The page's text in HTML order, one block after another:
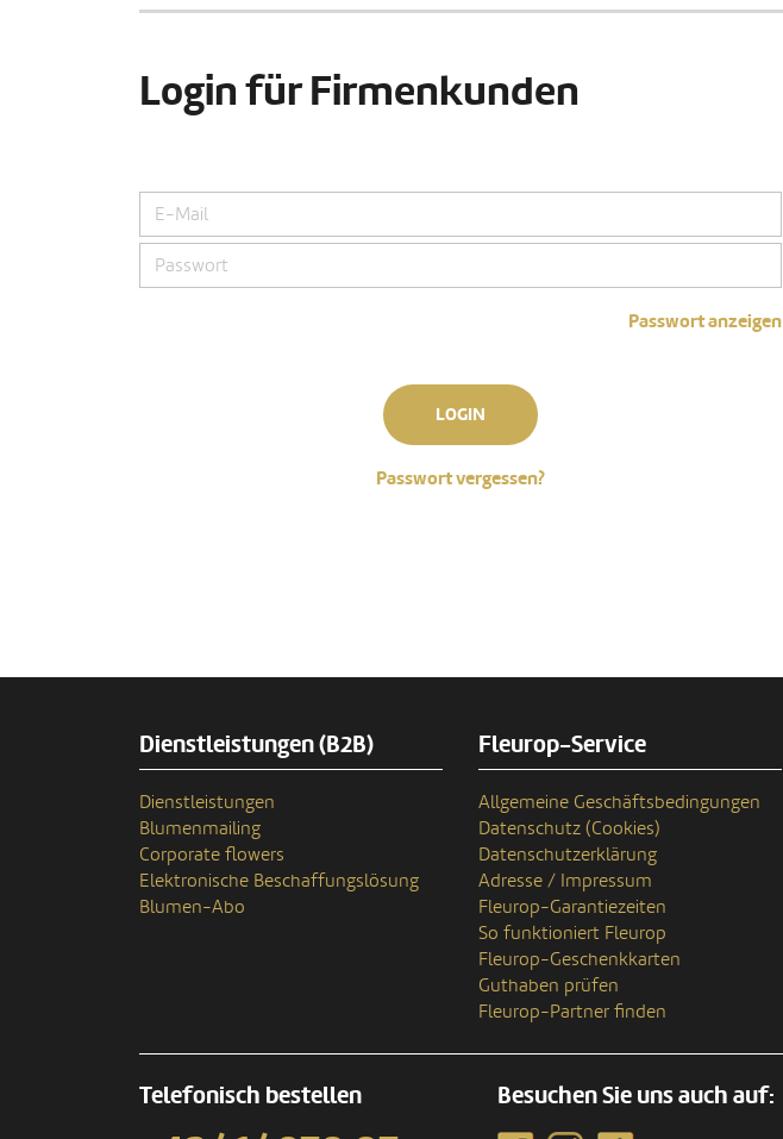
Login für Firmenkunden
Passwort anzeigen
LOGIN
Passwort vergessen?
Dienstleistungen (B2B)
Dienstleistungen
Blumenmailing
Corporate flowers
Elektronische Beschaffungslösung
Blumen-Abo
Fleurop-Service
Allgemeine Geschäftsbedingungen
Datenschutz (Cookies)
Datenschutzerklärung
Adresse / Impressum
Fleurop-Garantiezeiten
So funktioniert Fleurop
Fleurop-Geschenkkarten
Guthaben prüfen
Fleurop-Partner finden
Telefonisch bestellen Besuchen Sie uns auch auf: